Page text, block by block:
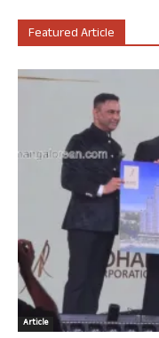
Featured Article
Article